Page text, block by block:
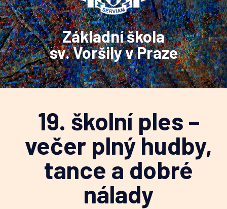
Základní škola
sv. Voršily v Praze
19. školní ples –
večer plný hudby,
tance a dobré
nálady